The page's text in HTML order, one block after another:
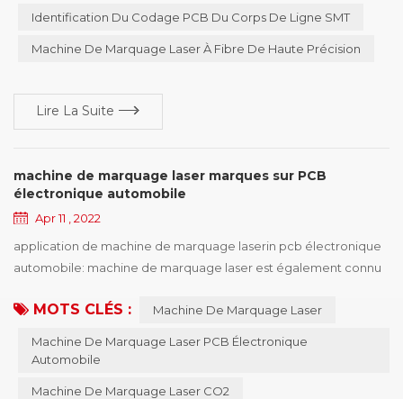
téléphone mobile, l'élect...
Identification Du Codage PCB Du Corps De Ligne SMT
Machine De Marquage Laser À Fibre De Haute Précision
Lire La Suite
machine de marquage laser marques sur PCB
électronique automobile
Apr 11 , 2022
application de machine de marquage laserin pcb électronique
automobile: machine de marquage laser est également connu
codage laser, machine de marquage laser, machine de
marquage laser, machine de marquage laser, équipement de
marquage laser et ainsi de suite, la machine de marquage laser
MOTS CLÉS : Machine De Marquage Laser
Machine De Marquage Laser PCB Électronique
Automobile
Machine De Marquage Laser CO2